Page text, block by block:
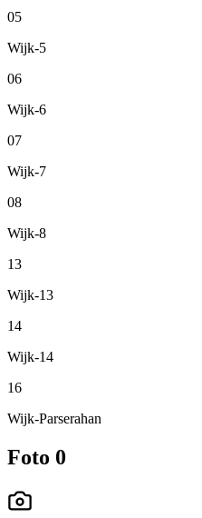
05
Wijk-5
06
Wijk-6
07
Wijk-7
08
Wijk-8
13
Wijk-13
14
Wijk-14
16
Wijk-Parserahan
Foto 0